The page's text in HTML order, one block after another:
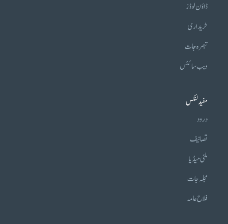
ڈاؤن لوڈز
خریداری
تبصرہ جات
ویب سائٹس
مفید لنکس
درود
تصانیف
ملٹی میڈیا
مجلہ جات
فلاح عامہ